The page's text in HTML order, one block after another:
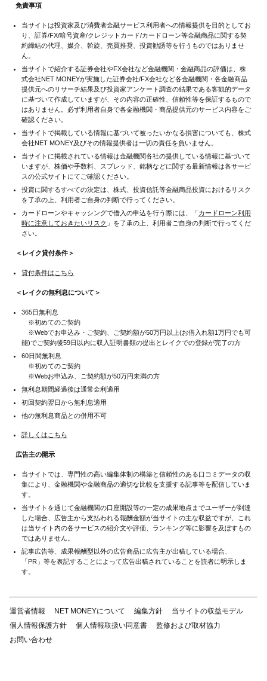
免責事項
当サイトは投資家及び消費者金融サービス利用者への情報提供を目的としてお
り、証券/FX/暗号資産/クレジットカード/カードローン等金融商品に関する契
約締結の代理、媒介、斡旋、売買推奨、投資勧誘等を行うものではありませ
ん。
当サイトで紹介する証券会社やFX会社など金融機関・金融商品の評価は、株
式会社NET MONEYが実施した証券会社/FX会社など各金融機関・各金融商品
提供元へのリサーチ結果及び投資家アンケート調査の結果である客観的データ
に基づいて作成していますが、その内容の正確性、信頼性等を保証するもので
はありません。必ず利用者自身で各金融機関・商品提供元のサービス内容をご
確認ください。
当サイトで掲載している情報に基づいて被ったいかなる損害についても、株式
会社NET MONEY及びその情報提供者は一切の責任を負いません。
当サイトに掲載されている情報は金融機関各社の提供している情報に基づいて
いますが、株価や手数料、スプレッド、銘柄などに関する最新情報は各サービ
スの公式サイトにてご確認ください。
投資に関するすべての決定は、株式、投資信託等金融商品投資におけるリスク
を了承の上、利用者ご自身の判断で行ってください。
カードローンやキャッシングで借入の申込を行う際には、「 カードローン利用
時に注意しておきたいリスク 」を了承の上、利用者ご自身の判断で行ってくだ
さい。
＜レイク貸付条件＞
貸付条件はこちら
＜レイクの無利息について＞
365日無利息
※初めてのご契約
※Webでお申込み・ご契約、ご契約額が50万円以上(お借入れ額1万円でも可
能)でご契約後59日以内に収入証明書類の提出とレイクでの登録が完了の方
60日間無利息
※初めてのご契約
※Webお申込み、ご契約額が50万円未満の方
無利息期間経過後は通常金利適用
初回契約翌日から無利息適用
他の無利息商品との併用不可
詳しくはこちら
広告主の開示
当サイトでは、専門性の高い編集体制の構築と信頼性のある口コミデータの収
集により、金融機関や金融商品の適切な比較を支援する記事等を配信していま
す。
当サイトを通じて金融機関の口座開設等の一定の成果地点までユーザーが到達
した場合、広告主から支払われる報酬金額が当サイトの主な収益ですが、これ
は当サイト内の各サービスの紹介文や評価、ランキング等に影響を及ぼすもの
ではありません。
記事広告等、成果報酬型以外の広告商品に広告主が出稿している場合、
「PR」等を表記することによって広告出稿されていることを読者に明示しま
す。
運営者情報 NET MONEYについて 編集方針
当サイトの収益モデル
個人情報保護方針
個人情報取扱い同意書
監修および取材協力
お問い合わせ